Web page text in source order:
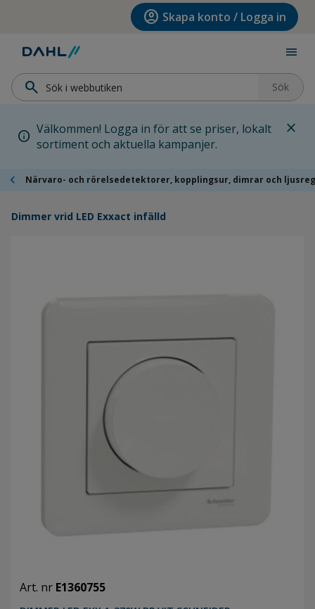
Hoppa till huvudinnehållet account_circle Skapa konto / Logga in
menu
search Sök
info Välkommen! Logga in för att se priser, lokalt
sortiment och aktuella kampanjer.
close
chevron_left Närvaro- och rörelsedetektorer, kopplingsur, dimrar och
Dimmer vrid LED Exxact infälld
Art. nr E1360755